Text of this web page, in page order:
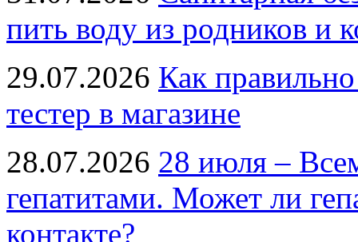
пить воду из родников и
29.07.2026 Как
тестер в магазине
28.07.2026 28 июля –
гепатитами. Может ли
контакте?